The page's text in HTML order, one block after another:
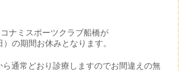
ナミスポーツクラブ船橋が
の期間お休みとなります。
通常どおり診療しますのでお間違えの無